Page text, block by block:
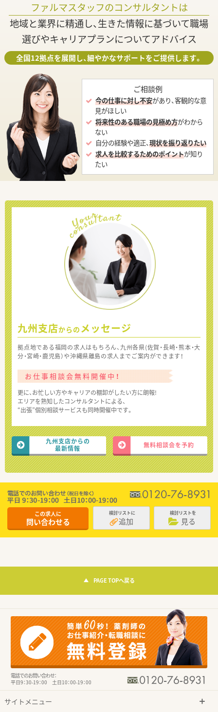
ファルマスタッフのコンサルタントは
地域と業界に精通し、生きた情報に基づいて職場
選びやキャリアプランについてアドバイス
全国12拠点を展開し、細やかなサポートをご提供します。
ご相談例
今の仕事に対し不安があり、客観的な意
見がほしい
将来性のある職場の見極め方がわから
ない
自分の経験や適正、現状を振り返りたい
求人を比較するためのポイントが知り
たい
九州支店からの メッセージ
拠点地である福岡の求人はもちろん、九州各県(佐賀・長崎・熊本・大
分・宮崎・鹿児島）や沖縄県離島の求人までご案内ができます！
お仕事相談会無料開催中！
更に、お忙しい方やキャリアの棚卸がしたい方に朗報!
エリアを熟知したコンサルタントによる、
“出張”個別相談サービスも同時開催中です。
九州支店からの
最新情報
無料相談会を予約
この求人に
問い合わせる
検討リストに
追加
検討リストを
見る
PAGE TOPへ戻る
電話でのお問い合わせ：
平日9：30-19：00 土日10：00-19：00
サイトメニュー